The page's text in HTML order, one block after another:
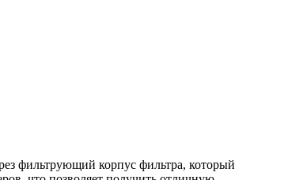
фильтрующий корпус фильтра, который